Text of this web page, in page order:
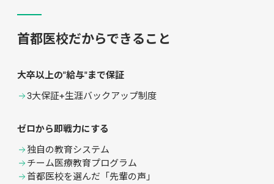
首都医校だからできること
大卒以上の"給与"まで保証
3大保証+生涯バックアップ制度
ゼロから即戦力にする
独自の教育システム
チーム医療教育プログラム
首都医校を選んだ「先輩の声」